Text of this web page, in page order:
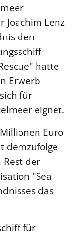
Joachim Lenz
den
hatte
Erwerb
für
eignet.
Euro
demzufolge
Rest der
"Sea
das
für